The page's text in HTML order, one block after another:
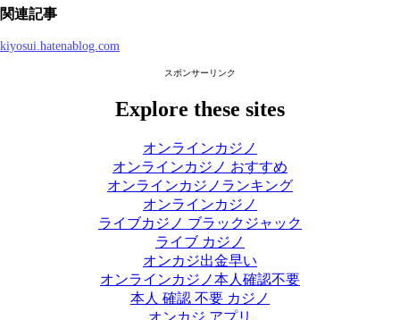
関連記事
kiyosui.hatenablog.com
スポンサーリンク
Explore these sites
オンラインカジノ
オンラインカジノ おすすめ
オンラインカジノランキング
オンラインカジノ
ライブカジノ ブラックジャック
ライブ カジノ
オンカジ出金早い
オンラインカジノ本人確認不要
本人 確認 不要 カジノ
オンカジ アプリ